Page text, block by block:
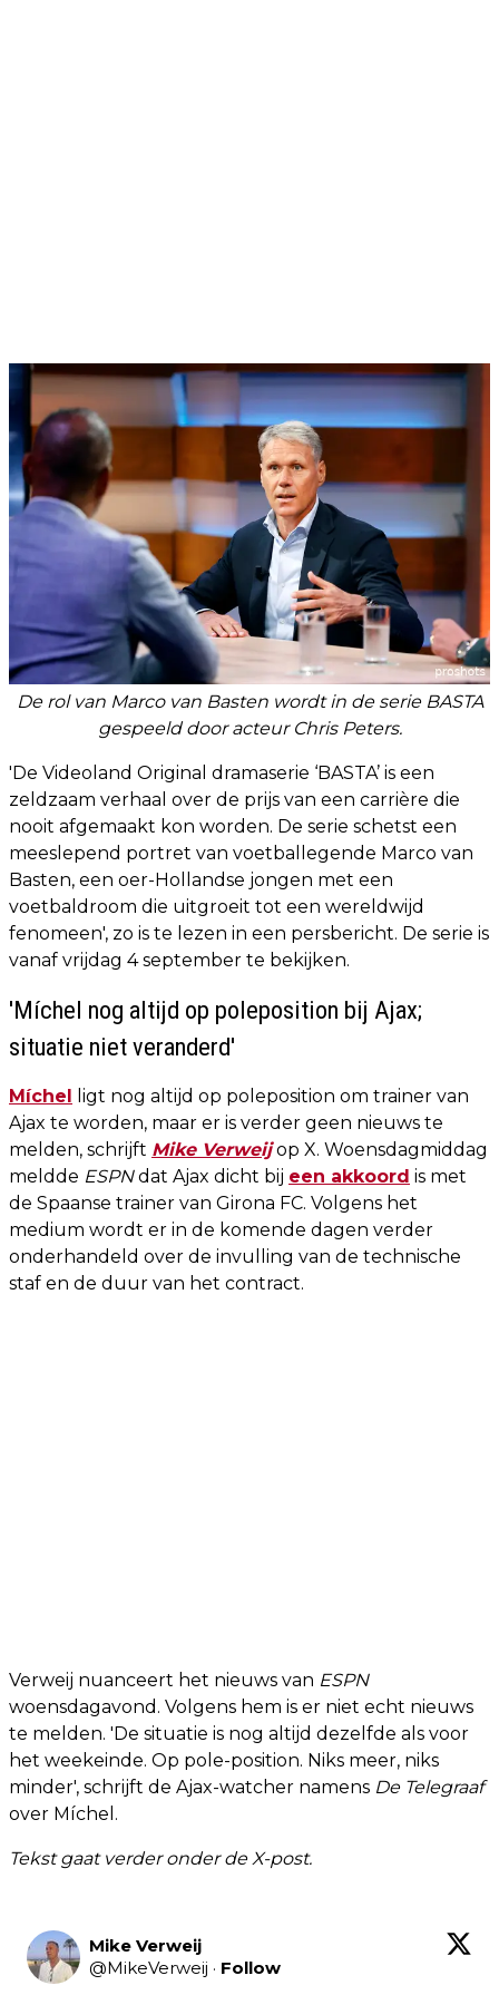
De rol van Marco van Basten wordt in de serie BASTA
gespeeld door acteur Chris Peters.
'De Videoland Original dramaserie ‘BASTA’ is een
zeldzaam verhaal over de prijs van een carrière die
nooit afgemaakt kon worden. De serie schetst een
meeslepend portret van voetballegende Marco van
Basten, een oer-Hollandse jongen met een
voetbaldroom die uitgroeit tot een wereldwijd
fenomeen', zo is te lezen in een persbericht. De serie is
vanaf vrijdag 4 september te bekijken.
'Míchel nog altijd op poleposition bij Ajax;
situatie niet veranderd'
Míchel ligt nog altijd op poleposition om trainer van
Ajax te worden, maar er is verder geen nieuws te
melden, schrijft Mike Verweij op X. Woensdagmiddag
meldde ESPNdat Ajax dicht bij een akkoord is met
de Spaanse trainer van Girona FC. Volgens het
medium wordt er in de komende dagen verder
onderhandeld over de invulling van de technische
staf en de duur van het contract.
Verweij nuanceert het nieuws van ESPN
woensdagavond. Volgens hem is er niet echt nieuws
te melden. 'De situatie is nog altijd dezelfde als voor
het weekeinde. Op pole-position. Niks meer, niks
minder', schrijft de Ajax-watcher namens De Telegraaf
over Míchel.
Tekst gaat verder onder de X-post.
Mike Verweij
@MikeVerweij · Follow